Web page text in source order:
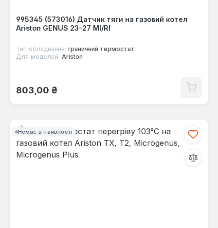
995345 (573016) Датчик тяги на газовий котел
Ariston GENUS 23-27 MI/RI
Тип обладнання: граничний термостат
Для моделей: Ariston
Звичайна ціна:
803,00 ₴
Немає в наявності